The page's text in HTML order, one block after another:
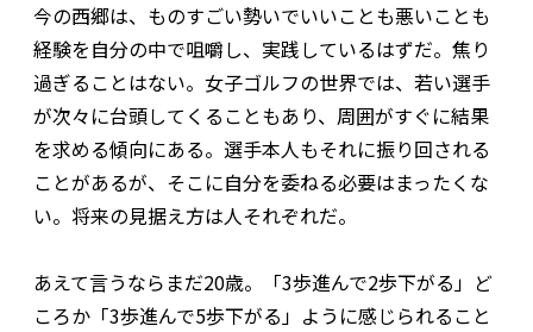
今の西郷は、ものすごい勢いでいいことも悪いことも
経験を自分の中で咀嚼し、実践しているはずだ。焦り
過ぎることはない。女子ゴルフの世界では、若い選手
が次々に台頭してくることもあり、周囲がすぐに結果
を求める傾向にある。選手本人もそれに振り回される
ことがあるが、そこに自分を委ねる必要はまったくな
い。将来の見据え方は人それぞれだ。
あえて言うならまだ20歳。「3歩進んで2歩下がる」ど
ころか「3歩進んで5歩下がる」ように感じられること